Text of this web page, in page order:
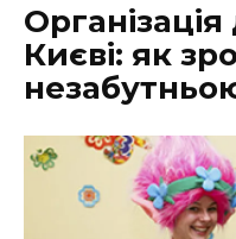
Києві: як